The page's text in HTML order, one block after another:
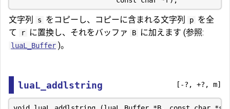
文字列 s をコピーし、コピーに含まれる文字列 p を全
て
r に置換し、それをバッファ B に加えます (参照:
luaL_Buffer )。
luaL_addlstring [-?, +?, m]